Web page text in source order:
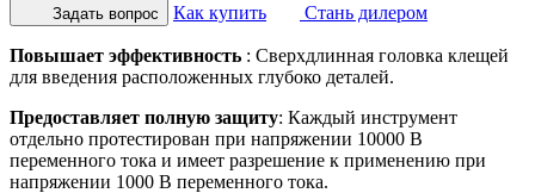
Задать вопрос Как купить Стань дилером
Повышает эффективность : Сверхдлинная головка клещей
для введения расположенных глубоко деталей.
Предоставляет полную защиту: Каждый инструмент
отдельно протестирован при напряжении 10000 В
переменного тока и имеет разрешение к применению при
напряжении 1000 В переменного тока.